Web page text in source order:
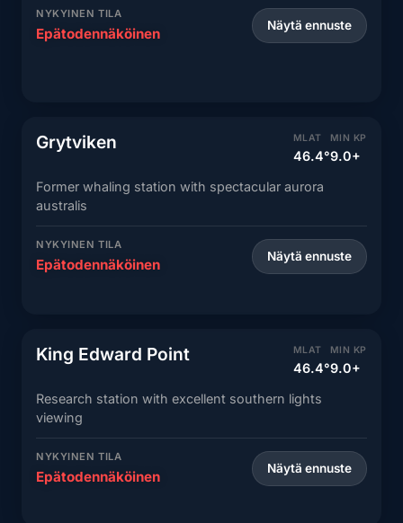
NYKYINEN TILA
Epätodennäköinen Näytä ennuste
Grytviken MLAT
46.4°
MIN KP
9.0+
Former whaling station with spectacular aurora
australis
NYKYINEN TILA
Epätodennäköinen Näytä ennuste
King Edward Point MLAT
46.4°
MIN KP
9.0+
Research station with excellent southern lights
viewing
NYKYINEN TILA
Epätodennäköinen Näytä ennuste